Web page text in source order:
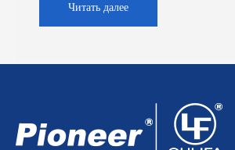
Читать далее